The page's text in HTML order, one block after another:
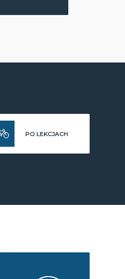
PO LEKCJACH